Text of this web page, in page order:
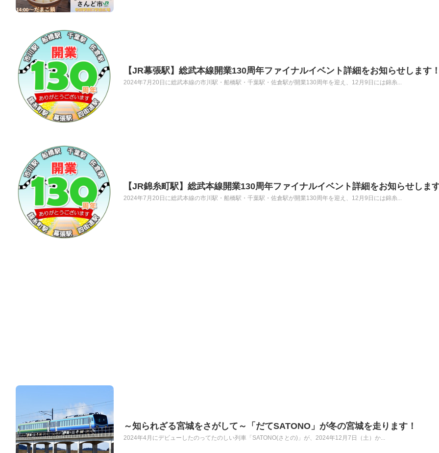
【JR幕張駅】総武本線開業130周年ファイナルイベント詳細をお知らせします
2024年7月20日に総武本線の市川駅・船橋駅・千葉駅・佐倉駅が開業130周年を迎え、12月9日には錦糸...
【JR錦糸町駅】総武本線開業130周年ファイナルイベント詳細をお知らせしま
2024年7月20日に総武本線の市川駅・船橋駅・千葉駅・佐倉駅が開業130周年を迎え、12月9日には錦糸...
～知られざる宮城をさがして～「だてSATONO」が冬の宮城を走ります！
2024年4月にデビューしたのってたのしい列車「SATONO(さとの)」が、2024年12月7日（土）か...